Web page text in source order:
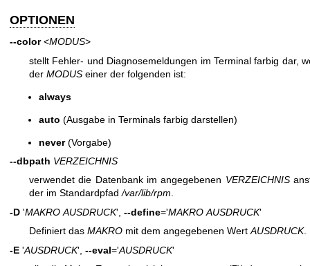
OPTIONEN
--color<MODUS>
stellt Fehler- und Diagnosemeldungen im Terminal farbig dar,
der MODUS einer der folgenden ist:
always
auto (Ausgabe in Terminals farbig darstellen)
never(Vorgabe)
--dbpath VERZEICHNIS
verwendet die Datenbank im angegebenen VERZEICHNIS
der im Standardpfad/var/lib/rpm.
-D 'MAKRO AUSDRUCK', --define='MAKRO AUSDRUCK'
Definiert das MAKRO mit dem angegebenen Wert AUSDRUCK.
-E 'AUSDRUCK', --eval='AUSDRUCK'